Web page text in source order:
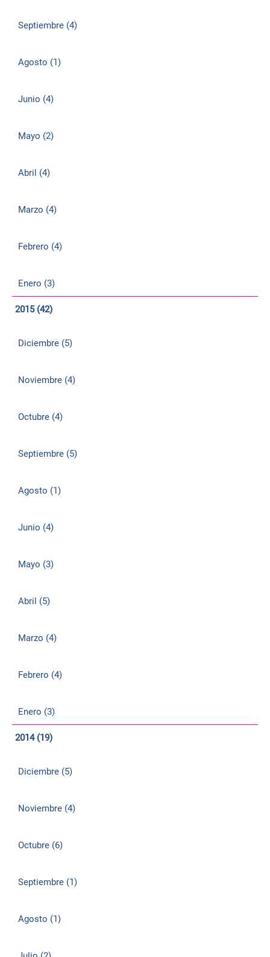
Septiembre (4)
Agosto (1)
Junio (4)
Mayo (2)
Abril (4)
Marzo (4)
Febrero (4)
Enero (3)
2015 (42)
Diciembre (5)
Noviembre (4)
Octubre (4)
Septiembre (5)
Agosto (1)
Junio (4)
Mayo (3)
Abril (5)
Marzo (4)
Febrero (4)
Enero (3)
2014 (19)
Diciembre (5)
Noviembre (4)
Octubre (6)
Septiembre (1)
Agosto (1)